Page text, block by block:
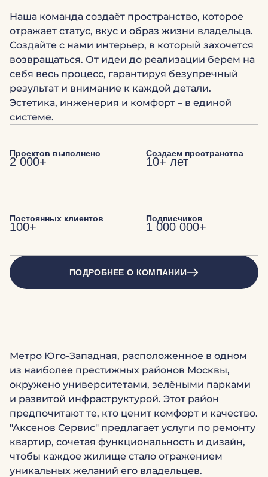
Наша команда создаёт пространство, которое
отражает статус, вкус и образ жизни владельца.
Создайте с нами интерьер, в который захочется
возвращаться. От идеи до реализации берем на
себя весь процесс, гарантируя безупречный
результат и внимание к каждой детали.
Эстетика, инженерия и комфорт – в единой
системе.
Проектов выполнено
2 000+
Создаем пространства
10+ лет
Постоянных клиентов
100+
Подписчиков
1 000 000+
ПОДРОБНЕЕ О КОМПАНИИ
Метро Юго-Западная, расположенное в одном
из наиболее престижных районов Москвы,
окружено университетами, зелёными парками
и развитой инфраструктурой. Этот район
предпочитают те, кто ценит комфорт и качество.
"Аксенов Сервис" предлагает услуги по ремонту
квартир, сочетая функциональность и дизайн,
чтобы каждое жилище стало отражением
уникальных желаний его владельцев.